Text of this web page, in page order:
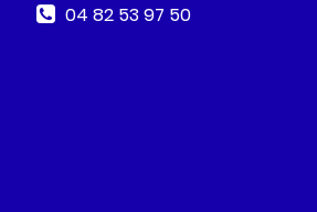
04 82 53 97 50